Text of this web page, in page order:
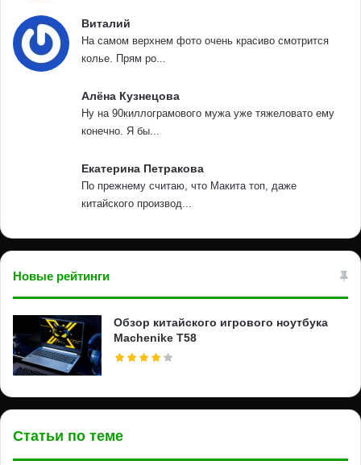
Виталий
На самом верхнем фото очень красиво смотрится
колье. Прям ро...
Алёна Кузнецова
Ну на 90киллограмового мужа уже тяжеловато ему
конечно. Я бы...
Екатерина Петракова
По прежнему считаю, что Макита топ, даже
китайского производ...
Новые рейтинги
Обзор китайского игрового ноутбука
Machenike T58
Статьи по теме